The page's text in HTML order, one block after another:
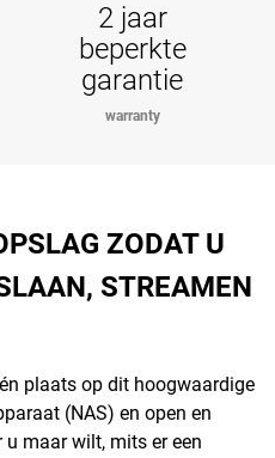
2 jaar
beperkte
garantie
warranty
ZODAT U
STREAMEN
plaats op dit hoogwaardige
(NAS) en open en
maar wilt, mits er een